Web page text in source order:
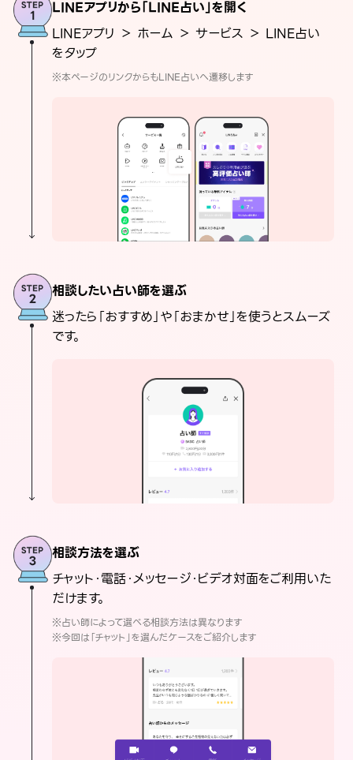
LINEアプリから「LINE占い」を開く
LINEアプリ ＞ ホーム ＞ サービス ＞ LINE占い
をタップ
※本ページのリンクからもLINE占いへ遷移します
相談したい占い師を選ぶ
迷ったら「おすすめ」や「おまかせ」を使うとスムーズ
です。
相談方法を選ぶ
チャット・電話・メッセージ・ビデオ対面をご利用いた
だけます。
※占い師によって選べる相談方法は異なります
※今回は「チャット」を選んだケースをご紹介します